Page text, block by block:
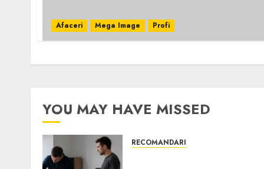
Afaceri Mega Image Profi
YOU MAY HAVE MISSED
RECOMANDARI